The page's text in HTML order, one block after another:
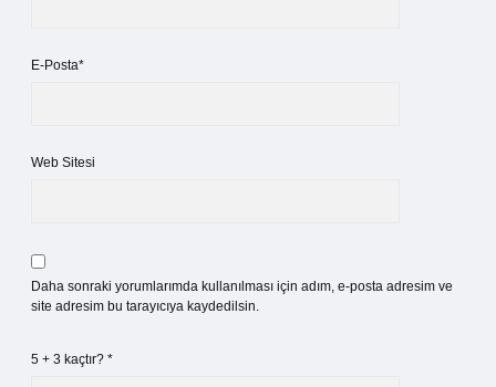
E-Posta*
Web Sitesi
Daha sonraki yorumlarımda kullanılması için adım, e-posta adresim ve
site adresim bu tarayıcıya kaydedilsin.
5 + 3 kaçtır? *